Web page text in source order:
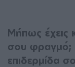
Μήπως έχεις
σου φραγμό;
επιδερμίδα